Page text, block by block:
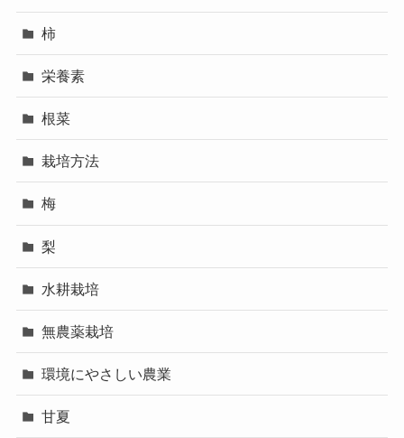
柿
栄養素
根菜
栽培方法
梅
梨
水耕栽培
無農薬栽培
環境にやさしい農業
甘夏